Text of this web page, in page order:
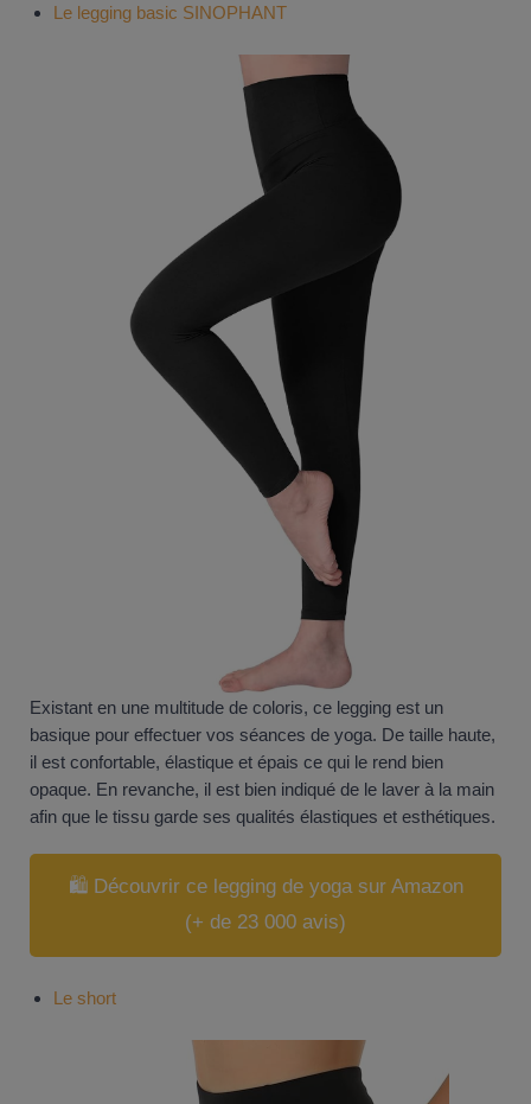
Le legging basic SINOPHANT
Existant en une multitude de coloris, ce legging est un
basique pour effectuer vos séances de yoga. De taille haute,
il est confortable, élastique et épais ce qui le rend bien
opaque. En revanche, il est bien indiqué de le laver à la main
afin que le tissu garde ses qualités élastiques et esthétiques.
🛍️ Découvrir ce legging de yoga sur Amazon
(+ de 23 000 avis)
Le short